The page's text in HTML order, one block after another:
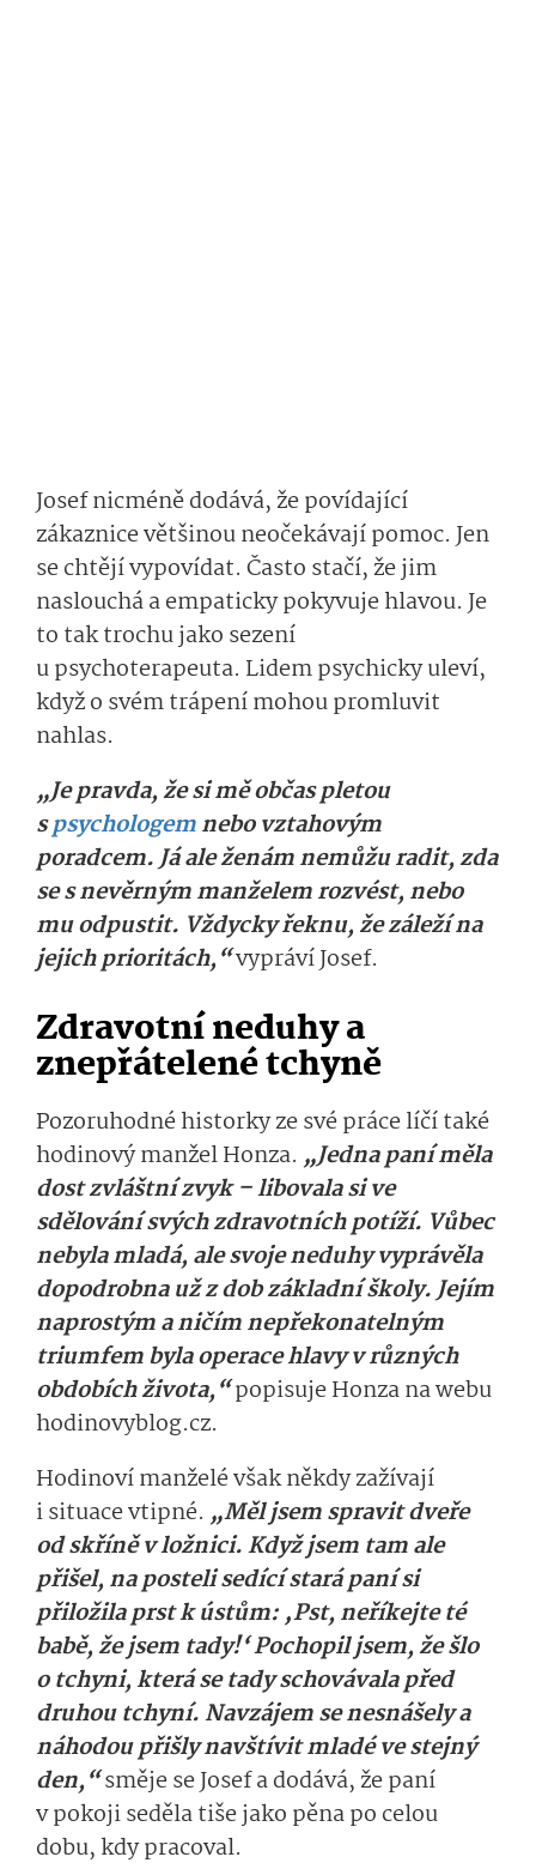
Josef nicméně dodává, že povídající
zákaznice většinou neočekávají pomoc. Jen
se chtějí vypovídat. Často stačí, že jim
naslouchá a empaticky pokyvuje hlavou. Je
to tak trochu jako sezení
u psychoterapeuta. Lidem psychicky uleví,
když o svém trápení mohou promluvit
nahlas.
„Je pravda, že si mě občas pletou
spsychologemnebo vztahovým
poradcem. Já ale ženám nemůžu radit, zda
se s nevěrným manželem rozvést, nebo
mu odpustit. Vždycky řeknu, že záleží na
jejich prioritách,“vypráví Josef.
Zdravotní neduhy a
znepřátelené tchyně
Pozoruhodné historky ze své práce líčí také
hodinový manžel Honza. „Jedna paní měla
dost zvláštní zvyk – libovala si ve
sdělování svých zdravotních potíží. Vůbec
nebyla mladá, ale svoje neduhy vyprávěla
dopodrobna už z dob základní školy. Jejím
naprostým a ničím nepřekonatelným
triumfem byla operace hlavy v různých
obdobích života,“popisuje Honza na webu
hodinovyblog.cz.
Hodinoví manželé však někdy zažívají
i situace vtipné. „Měl jsem spravit dveře
od skříně v ložnici. Když jsem tam ale
přišel, na posteli sedící stará paní si
přiložila prst k ústům: ‚Pst, neříkejte té
babě, že jsem tady!‘ Pochopil jsem, že šlo
o tchyni, která se tady schovávala před
druhou tchyní. Navzájem se nesnášely a
náhodou přišly navštívit mladé ve stejný
den,“směje se Josef a dodává, že paní
v pokoji seděla tiše jako pěna po celou
dobu, kdy pracoval.